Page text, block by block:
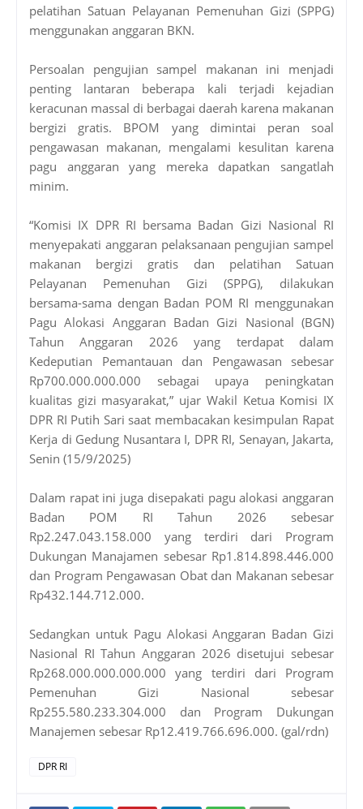
pelatihan Satuan Pelayanan Pemenuhan Gizi (SPPG)
menggunakan anggaran BKN.
Persoalan pengujian sampel makanan ini menjadi
penting lantaran beberapa kali terjadi kejadian
keracunan massal di berbagai daerah karena makanan
bergizi gratis. BPOM yang dimintai peran soal
pengawasan makanan, mengalami kesulitan karena
pagu anggaran yang mereka dapatkan sangatlah
minim.
“Komisi IX DPR RI bersama Badan Gizi Nasional RI
menyepakati anggaran pelaksanaan pengujian sampel
makanan bergizi gratis dan pelatihan Satuan
Pelayanan Pemenuhan Gizi (SPPG), dilakukan
bersama-sama dengan Badan POM RI menggunakan
Pagu Alokasi Anggaran Badan Gizi Nasional (BGN)
Tahun Anggaran 2026 yang terdapat dalam
Kedeputian Pemantauan dan Pengawasan sebesar
Rp700.000.000.000 sebagai upaya peningkatan
kualitas gizi masyarakat,” ujar Wakil Ketua Komisi IX
DPR RI Putih Sari saat membacakan kesimpulan Rapat
Kerja di Gedung Nusantara I, DPR RI, Senayan, Jakarta,
Senin (15/9/2025)
Dalam rapat ini juga disepakati pagu alokasi anggaran
Badan POM RI Tahun 2026 sebesar
Rp2.247.043.158.000 yang terdiri dari Program
Dukungan Manajamen sebesar Rp1.814.898.446.000
dan Program Pengawasan Obat dan Makanan sebesar
Rp432.144.712.000.
Sedangkan untuk Pagu Alokasi Anggaran Badan Gizi
Nasional RI Tahun Anggaran 2026 disetujui sebesar
Rp268.000.000.000.000 yang terdiri dari Program
Pemenuhan Gizi Nasional sebesar
Rp255.580.233.304.000 dan Program Dukungan
Manajemen sebesar Rp12.419.766.696.000. (gal/rdn)
DPR RI